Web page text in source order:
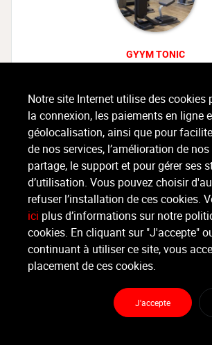
GYYM TONIC
Suivre
Partager
Pass (GYYM TONIC)
Notre site Internet utilise des cookies
la connexion, les paiements en ligne
géolocalisation, ainsi que pour
de nos services, l’amélioration de
partage, le support et pour gérer ses
d’utilisation. Vous pouvez choisir
refuser l’installation de ces cookies.
ici plus d’informations sur notre
cookies. En cliquant sur "J'accepte"
continuant à utiliser ce site, vous
placement de ces cookies.
J'accepte